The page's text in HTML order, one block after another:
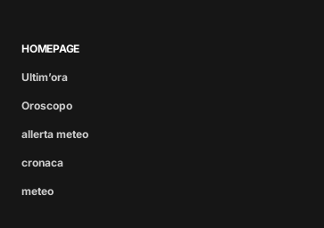
HOMEPAGE
Ultim’ora
Oroscopo
allerta meteo
cronaca
meteo